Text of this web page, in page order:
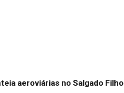
aeroviárias no Salgado Filho